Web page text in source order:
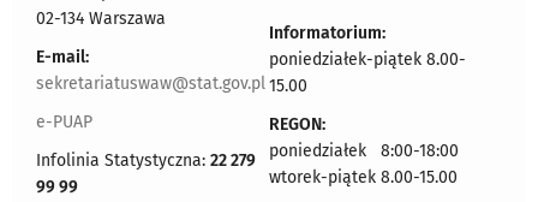
02-134 Warszawa
E-mail:
sekretariatuswaw@stat.gov.pl
e-PUAP
Infolinia Statystyczna: 22 279
99 99
Informatorium:
poniedziałek-piątek 8.00-
15.00
REGON:
poniedziałek 8:00-18:00
wtorek-piątek 8.00-15.00